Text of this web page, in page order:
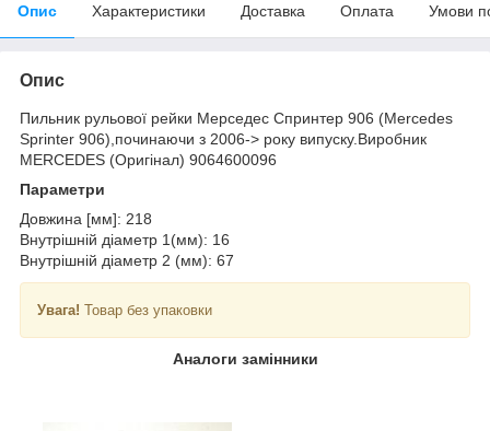
Опис Характеристики Доставка Оплата Умови
Опис
Пильник рульової рейки Мерседес Спринтер 906 (Mercedes
Sprinter 906),починаючи з 2006-> року випуску.Виробник
MERCEDES (Оригінал) 9064600096
Параметри
Довжина [мм]: 218
Внутрішній діаметр 1(мм): 16
Внутрішній діаметр 2 (мм): 67
Увага! Товар без упаковки
Аналоги замінники